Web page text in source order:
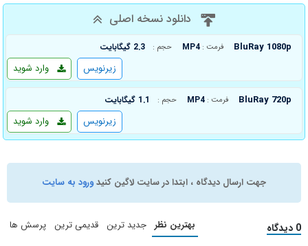
دانلود نسخه اصلی
BluRay 1080p فرمت : MP4 حجم : 2.3 گیگابایت
وارد شوید زیرنویس
BluRay 720p فرمت : MP4 حجم : 1.1 گیگابایت
وارد شوید زیرنویس
جهت ارسال دیدگاه ، ابتدا در سایت لاگین کنیدورود به سایت
0 دیدگاه بهترین نظر جدید ترین قدیمی ترین پرسش ها